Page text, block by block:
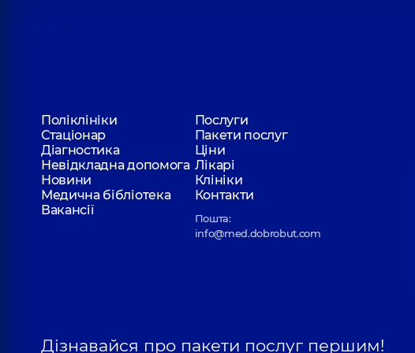
Поліклініка вул. Драгоманова, 21-А, м. Київ
Поліклініки
Послуги
Стаціонар
Пакети послуг
Діагностика
Ціни
Невідкладна допомога Лікарі
Новини
Клініки
Медична бібліотека
Контакти
Вакансії
Пошта:
info@med.dobrobut.com
Дізнавайся про пакети послуг першим!